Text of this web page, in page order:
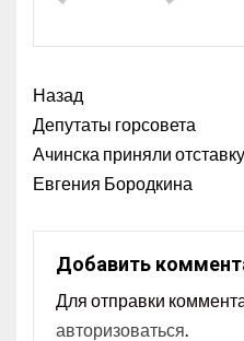
Назад
Депутаты горсовета
Ачинска приняли отставку
Евгения Бородкина
Добавить
Для отправки
авторизоваться.